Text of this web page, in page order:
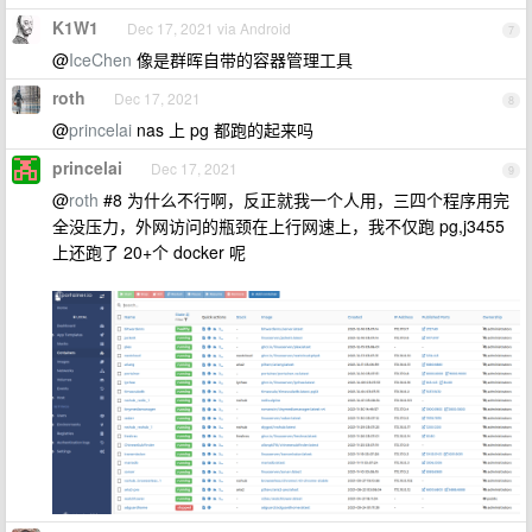
7
K1W1 Dec 17, 2021 via Android
@IceChen 像是群晖自带的容器管理工具
8
roth Dec 17, 2021
@princelai nas 上 pg 都跑的起来吗
9
princelai Dec 17, 2021
@roth #8 为什么不行啊，反正就我一个人用，三四个程序用完
全没压力，外网访问的瓶颈在上行网速上，我不仅跑 pg,j3455
上还跑了 20+个 docker 呢